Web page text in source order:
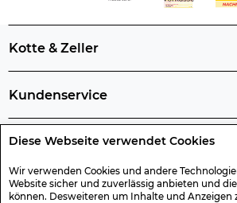
Diese Webseite verwendet Cookies
Wir verwenden Cookies und andere
Website sicher und zuverlässig anbieten und
können. Desweiteren um Inhalte und Anzeigen
Kotte & Zeller
Kundenservice
Rechtliche Artikelinfos
Geschenk-Gutscheine